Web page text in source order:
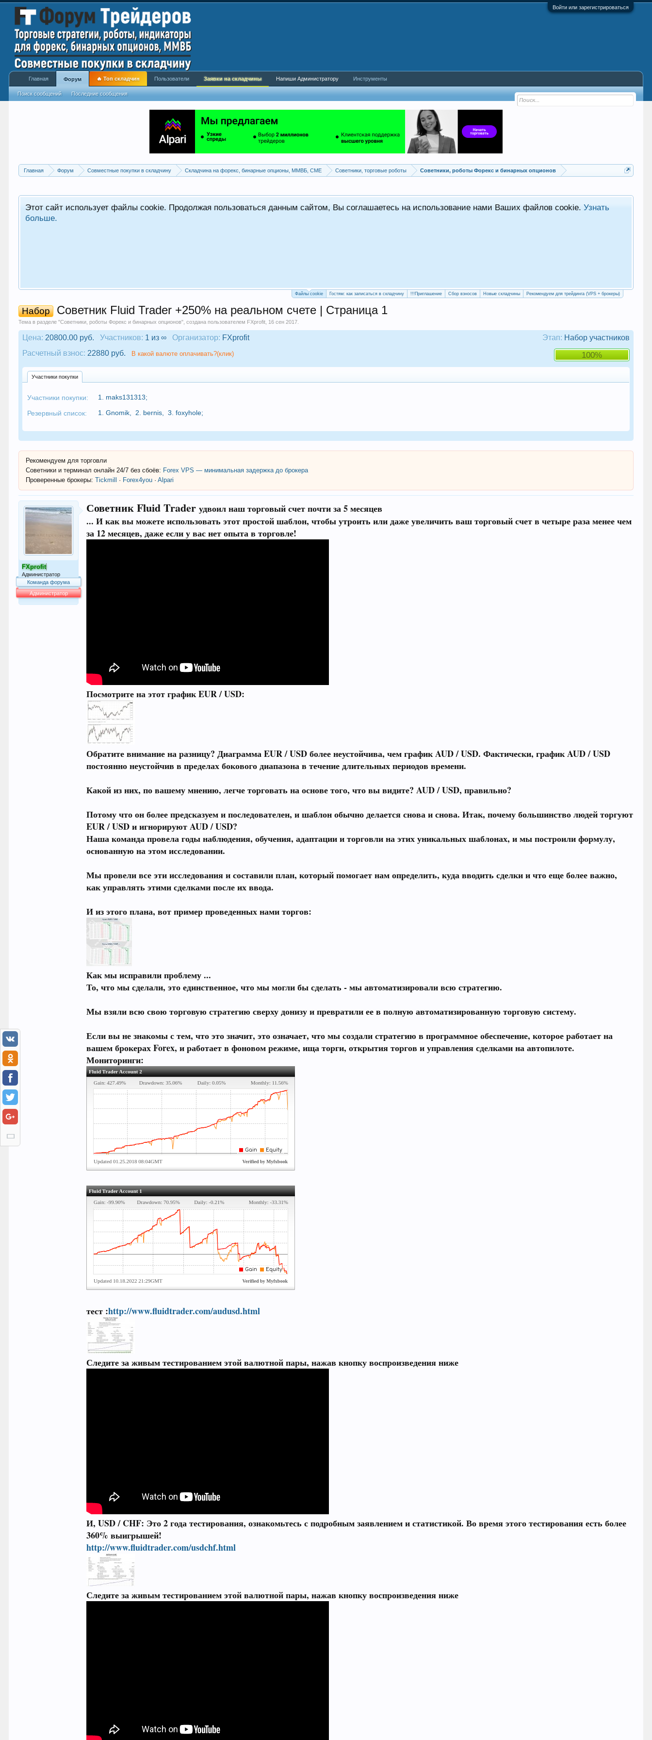
Войти или зарегистрироваться
Главная Форум Совместные покупки в складчину Складчина на форекс, бинарные опционы, ММВБ, CME Советники, торговые роботы Советники, роботы Форекс и бинарных опционов
Этот сайт использует файлы cookie. Продолжая пользоваться данным сайтом, Вы соглашаетесь на использование нами Ваших файлов cookie.Узнать
больше.
Файлы cookie Гостям: как записаться в складчину !!!Приглашение Сбор взносов Новые складчины Рекомендуем для трейдинга (VPS + брокеры)
Набор Советник Fluid Trader +250% на реальном счете | Страница 1
Тема в разделе "Советники, роботы Форекс и бинарных опционов", создана пользователем FXprofit 16 сен 2017
Этап: Набор участников
Цена: 20800.00 руб. Участников: 1 из ∞ Организатор: FXprofit
100%
Расчетный взнос: 22880 руб. В какой валюте оплачивать?(клик)
Участники покупки
Участники покупки: 1. maks131313;
Резервный список: 1.Gnomik 2. bernis 3.foxyhole;
Рекомендуем для торговли
Советники и терминал онлайн 24/7 без сбоёв: Forex VPS — минимальная задержка до брокера
Проверенные брокеры: Tickmill · Forex4you ·Alpari
FXprofit
Администратор
Команда форума
Администратор
Советник Fluid Traderудвоил наш торговый счет почти за 5 месяцев
... И как вы можете использовать этотпростой шаблон, чтобы утроить или даже увеличить ваш торговый счет в четыре раза менее чем
за 12 месяцев, даже если у вас нет опыта в торговле!
Посмотрите на этот график EUR / USD:
Обратите внимание на разницу? Диаграмма EUR / USD более неустойчива, чем график AUD / USD. Фактически, график AUD / USD
постоянно неустойчив в пределах бокового диапазона в течение длительных периодов времени.
Какой из них, по вашему мнению, легче торговать на основе того, что вы видите? AUD / USD, правильно?
Потому что он более предсказуем и последователен, и шаблон обычно делается снова и снова. Итак, почему большинство людей торгуют
EUR / USD и игнорируют AUD / USD?
Наша команда провела годы наблюдения, обучения, адаптации и торговли на этих уникальных шаблонах, и мы построили формулу,
основанную на этом исследовании.
Мы провели все эти исследования и составили план, который помогает нам определить, куда вводить сделки и что еще более важно,
как управлять этими сделками после их ввода.
И из этого плана, вот пример проведенных нами торгов:
Как мы исправили проблему ...
То, что мы сделали, это единственное, что мы могли бы сделать -мы автоматизировали всю стратегию.
Мы взяли всю свою торговую стратегию сверху донизу и превратили ее вполную автоматизированную торговую систему.
Если вы не знакомы с тем, что это значит, это означает, что мы создали стратегию в программное обеспечение, которое работает на
вашем брокерах Forex, и работает в фоновом режиме, ища торги, открытия торгов и управления сделками на автопилоте.
Мониторинги:
тест :http://www.fluidtrader.com/audusd.html
Следите за живым тестированием этой валютной пары, нажав кнопку воспроизведения ниже
И, USD / CHF: Это 2 года тестирования, ознакомьтесь с подробным заявлением и статистикой.Во время этого тестирования есть более
360% выигрышей!
http://www.fluidtrader.com/usdchf.html
Следите за живым тестированием этой валютной пары, нажав кнопку воспроизведения ниже
Главная Форум
Поиск сообщений Последние сообщения
🔥 Топ складчин Пользователи Заявки на складчины Напиши Администратору Инструменты